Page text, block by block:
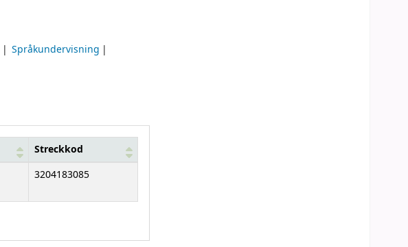
Språkundervisning
Streckkod
3204183085